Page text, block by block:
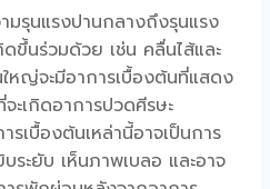
มรุนแรงปานกลางถึงรุนแรง
ขึ้นร่วมด้วย เช่น คลื่นไส้และ
หญ่จะมีอาการเบื้องต้นที่แสดง
ะเกิดอาการปวดศีรษะ
เบื้องต้นเหล่านี้อาจเป็นการ
ระยับ เห็นภาพเบลอ และอาจ